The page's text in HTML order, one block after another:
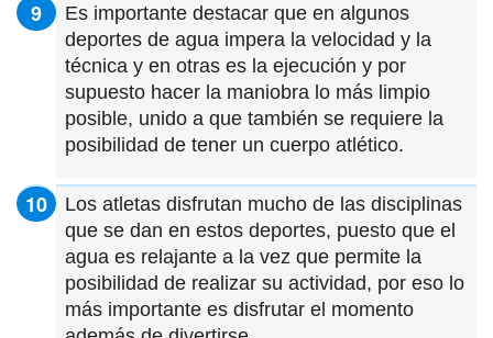
Es importante destacar que en algunos
deportes de agua impera la velocidad y la
técnica y en otras es la ejecución y por
supuesto hacer la maniobra lo más limpio
posible, unido a que también se requiere la
posibilidad de tener un cuerpo atlético.
Los atletas disfrutan mucho de las disciplinas
que se dan en estos deportes, puesto que el
agua es relajante a la vez que permite la
posibilidad de realizar su actividad, por eso lo
más importante es disfrutar el momento